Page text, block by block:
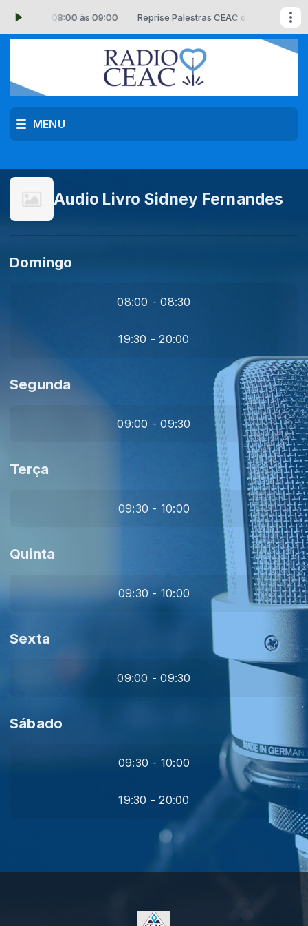
das 08:00 às 09:00 Reprise Palestras CEAC das 08:00 às
MENU
Audio Livro Sidney Fernandes
Domingo
08:00 - 08:30
19:30 - 20:00
Segunda
09:00 - 09:30
Terça
09:30 - 10:00
Quinta
09:30 - 10:00
Sexta
09:00 - 09:30
Sábado
09:30 - 10:00
19:30 - 20:00